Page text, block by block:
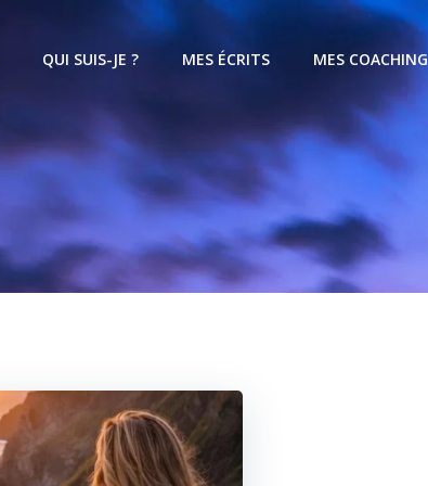
QUI SUIS-JE ? MES ÉCRITS MES COACHING